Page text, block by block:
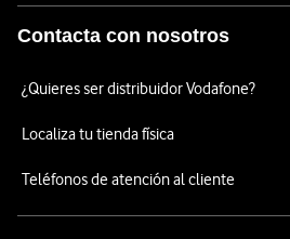
Contacta con nosotros
¿Quieres ser distribuidor Vodafone?
Localiza tu tienda física
Teléfonos de atención al cliente